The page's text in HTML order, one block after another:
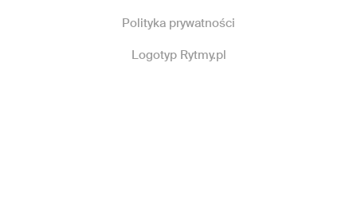
Polityka prywatności
Logotyp Rytmy.pl